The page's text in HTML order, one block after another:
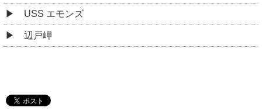
USS エモンズ
辺戸岬